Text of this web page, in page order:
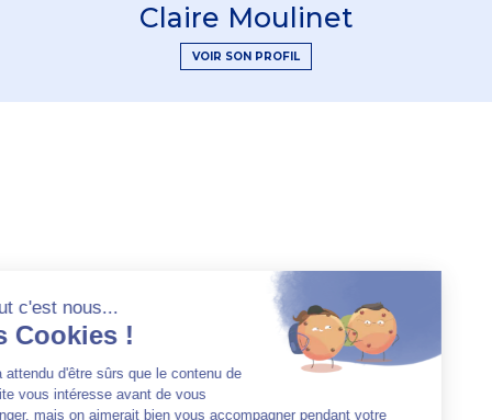
Claire Moulinet
VOIR SON PROFIL